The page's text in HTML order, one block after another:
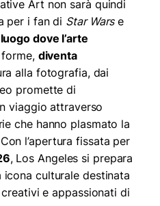
Art non sarà quindi
per i fan di Star Warse
dove l’arte
diventa
alla fotografia, dai
promette di
viaggio attraverso
che hanno plasmato la
l’apertura fissata per
, Los Angeles si prepara
culturale destinata
e appassionati di